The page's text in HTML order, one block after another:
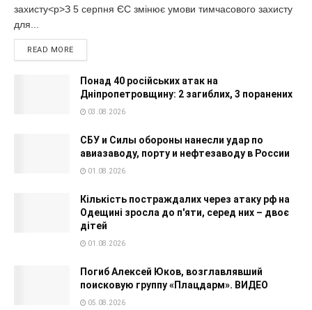
захисту<p>З 5 серпня ЄС змінює умови тимчасового захисту
для...
READ MORE
Понад 40 російських атак на
Дніпропетровщину: 2 загиблих, 3 поранених
03.08.2026
СБУ и Силы обороны нанесли удар по
авиазаводу, порту и нефтезаводу в России
01.08.2026
Кількість постраждалих через атаку рф на
Одещині зросла до п'яти, серед них – двоє
дітей
01.08.2026
Погиб Алексей Юков, возглавлявший
поисковую группу «Плацдарм». ВИДЕО
05.08.2026